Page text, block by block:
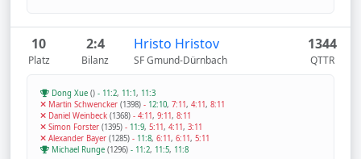
10
Platz
2:4
Bilanz
Hristo Hristov
SF Gmund-Dürnbach
1344
QTTR
Dong Xue () - 11:2, 11:1, 11:3
Martin Schwencker (1398) - 12:10, 7:11, 4:11, 8:11
Daniel Weinbeck (1368) - 4:11, 9:11, 8:11
Simon Forster (1395) - 11:9, 5:11, 4:11, 3:11
Alexander Bayer (1285) - 11:8, 6:11, 6:11, 5:11
Michael Runge (1296) - 11:2, 11:5, 11:8